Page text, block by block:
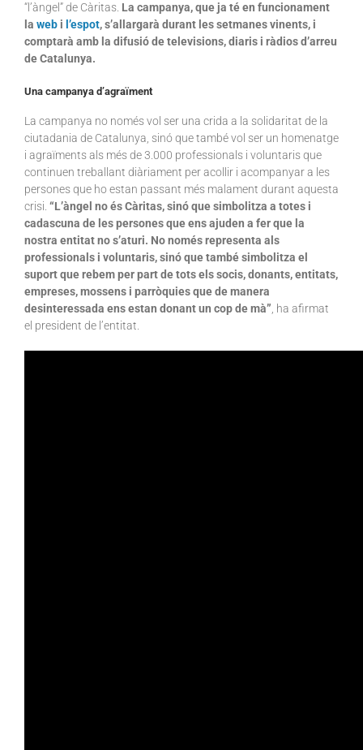
“l’àngel” de Càritas. La campanya, que ja té en funcionament
la web i l’espot, s’allargarà durant les setmanes vinents, i
comptarà amb la difusió de televisions, diaris i ràdios d’arreu
de Catalunya.
Una campanya d’agraïment
La campanya no només vol ser una crida a la solidaritat de la
ciutadania de Catalunya, sinó que també vol ser un homenatge
i agraïments als més de 3.000 professionals i voluntaris que
continuen treballant diàriament per acollir i acompanyar a les
persones que ho estan passant més malament durant aquesta
crisi. “L’àngel no és Càritas, sinó que simbolitza a totes i
cadascuna de les persones que ens ajuden a fer que la
nostra entitat no s’aturi. No només representa als
professionals i voluntaris, sinó que també simbolitza el
suport que rebem per part de tots els socis, donants, entitats,
empreses, mossens i parròquies que de manera
desinteressada ens estan donant un cop de mà”, ha afirmat
el president de l’entitat.